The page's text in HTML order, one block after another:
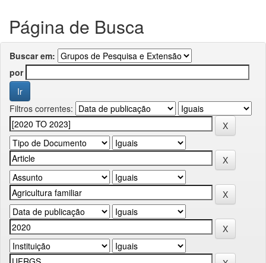
Página de Busca
Buscar em:
por
Filtros correntes: